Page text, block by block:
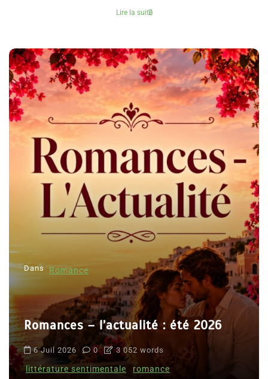
Lire la suite
Dans Romance
Romances – l’actualité : été 2026
6 Juil 2026 0 3 052 words
littérature sentimentale romance